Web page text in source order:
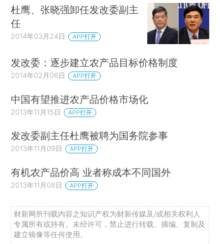
杜鹰、张晓强卸任发改委副主
任
2014年03月24日 APP打开
发改委：逐步建立农产品目标价格制度
2014年02月06日 APP打开
中国有望推进农产品价格市场化
2013年11月15日 APP打开
发改委副主任杜鹰被聘为国务院参事
2013年11月09日 APP打开
有机农产品价高 业者称成本不同国外
2013年11月08日 APP打开
财新网所刊载内容之知识产权为财新传媒及/或相关权利人
专属所有或持有。未经许可，禁止进行转载、摘编、复制及
建立镜像等任何使用。